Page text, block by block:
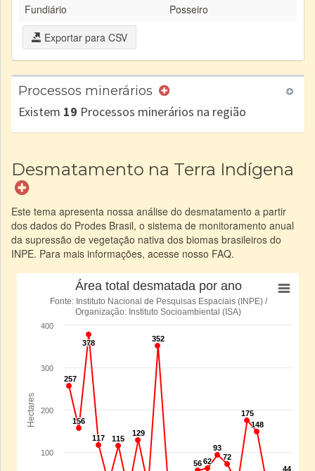
Fundiário
Posseiro
Exportar para CSV
Processos minerários
Existem 19 Processos minerários na região
Desmatamento na Terra Indígena
Este tema apresenta nossa análise do desmatamento a partir
dos dados do Prodes Brasil, o sistema de monitoramento anual
da supressão de vegetação nativa dos biomas brasileiros do
INPE. Para mais informações, acesse nosso FAQ.